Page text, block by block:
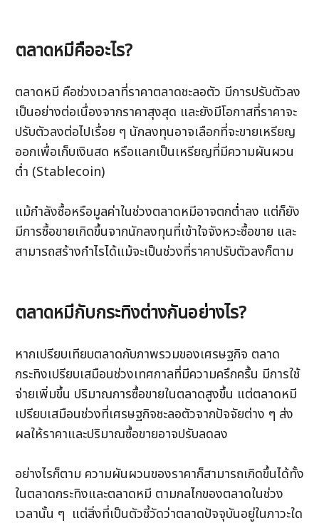
ตลาดหมีคืออะไร?
ตลาดหมี คือช่วงเวลาที่ราคาตลาดชะลอตัว มีการปรับตัวลง
เป็นอย่างต่อเนื่องจากราคาสุงสุด และยังมีโอกาสที่ราคาจะ
ปรับตัวลงต่อไปเรื่อย ๆ นักลงทุนอาจเลือกที่จะขายเหรียญ
ออกเพื่อเก็บเงินสด หรือแลกเป็นเหรียญที่มีความผันผวน
ต่ำ (Stablecoin)
แม้กำลังซื้อหรือมูลค่าในช่วงตลาดหมีอาจตกต่ำลง แต่ก็ยัง
มีการซื้อขายเกิดขึ้นจากนักลงทุนที่เข้าใจจังหวะซื้อขาย และ
สามารถสร้างกำไรได้แม้จะเป็นช่วงที่ราคาปรับตัวลงก็ตาม
ตลาดหมีกับกระทิงต่างกันอย่างไร?
หากเปรียบเทียบตลาดกับภาพรวมของเศรษฐกิจ ตลาด
กระทิงเปรียบเสมือนช่วงเทศกาลที่มีความครึกครื้น มีการใช้
จ่ายเพิ่มขึ้น ปริมาณการซื้อขายในตลาดสูงขึ้น แต่ตลาดหมี
เปรียบเสมือนช่วงที่เศรษฐกิจชะลอตัวจากปัจจัยต่าง ๆ ส่ง
ผลให้ราคาและปริมาณซื้อขายอาจปรับลดลง
อย่างไรก็ตาม ความผันผวนของราคาก็สามารถเกิดขึ้นได้ทั้ง
ในตลาดกระทิงและตลาดหมี ตามกลไกของตลาดในช่วง
เวลานั้น ๆ  แต่สิ่งที่เป็นตัวชี้วัดว่าตลาดปัจจุบันอยู่ในภาวะใด